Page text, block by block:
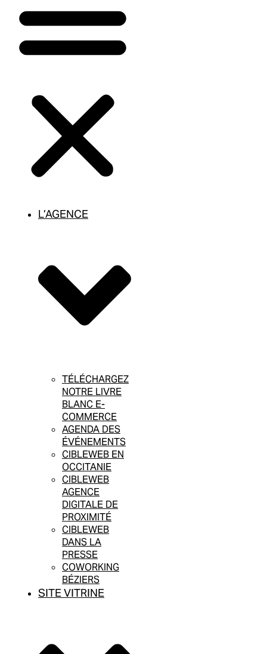
L’AGENCE
TÉLÉCHARGEZ
NOTRE LIVRE
BLANC E-
COMMERCE
AGENDA DES
ÉVÉNEMENTS
CIBLEWEB EN
OCCITANIE
CIBLEWEB
AGENCE
DIGITALE DE
PROXIMITÉ
CIBLEWEB
DANS LA
PRESSE
COWORKING
BÉZIERS
SITE VITRINE